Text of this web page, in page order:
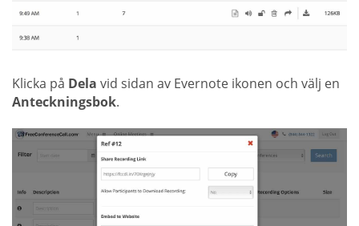
Klicka på Dela vid sidan av Evernote ikonen och välj en
Anteckningsbok.